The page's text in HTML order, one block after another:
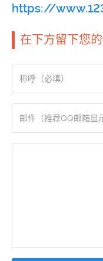
https://
在下方留下您